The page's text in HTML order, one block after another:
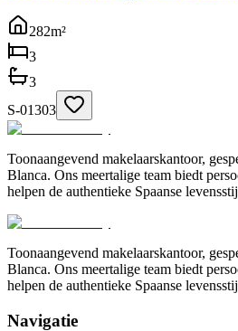
282m²
3
3
S-01303
Toonaangevend makelaarskantoor,
Blanca. Ons meertalige team biedt
helpen de authentieke Spaanse
Toonaangevend makelaarskantoor,
Blanca. Ons meertalige team biedt
helpen de authentieke Spaanse
Navigatie